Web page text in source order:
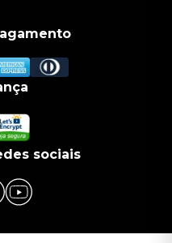
sociais